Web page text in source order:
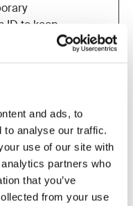
and ads, to
to analyse our traffic.
use of our site with
partners who
that you’ve
from your use
ID to keep
stores
that
the integrity